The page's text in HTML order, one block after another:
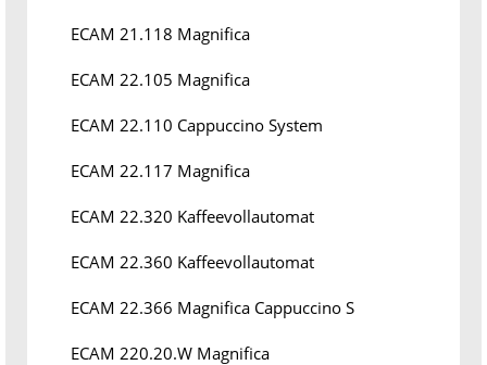
ECAM 21.118 Magnifica
ECAM 22.105 Magnifica
ECAM 22.110 Cappuccino System
ECAM 22.117 Magnifica
ECAM 22.320 Kaffeevollautomat
ECAM 22.360 Kaffeevollautomat
ECAM 22.366 Magnifica Cappuccino S
ECAM 220.20.W Magnifica